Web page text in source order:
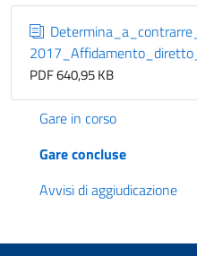
PDF 640,95 KB
Gare in corso
Gare concluse
Avvisi di aggiudicazione